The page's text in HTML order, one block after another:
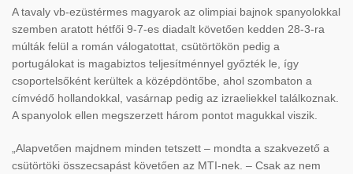
A tavaly vb-ezüstérmes magyarok az olimpiai bajnok spanyolokkal
szemben aratott hétfői 9-7-es diadalt követően kedden 28-3-ra
múlták felül a román válogatottat, csütörtökön pedig a
portugálokat is magabiztos teljesítménnyel győzték le, így
csoportelsőként kerültek a középdöntőbe, ahol szombaton a
címvédő hollandokkal, vasárnap pedig az izraeliekkel találkoznak.
A spanyolok ellen megszerzett három pontot magukkal viszik.
„Alapvetően majdnem minden tetszett – mondta a szakvezető a
csütörtöki összecsapást követően az MTI-nek. – Csak az nem